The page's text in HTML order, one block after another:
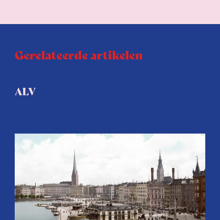
Gerelateerde artikelen
ALV